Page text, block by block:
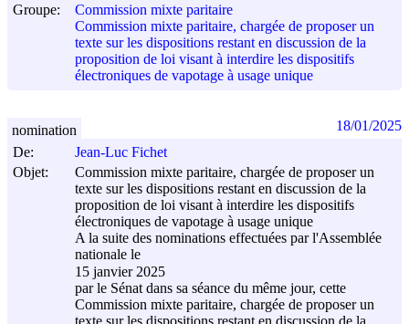
Groupe:
Commission mixte paritaire
Commission mixte paritaire, chargée de proposer un
texte sur les dispositions restant en discussion de la
proposition de loi visant à interdire les dispositifs
électroniques de vapotage à usage unique
De:
Jean-Luc Fichet
Objet:
Commission mixte paritaire, chargée de proposer un
texte sur les dispositions restant en discussion de la
proposition de loi visant à interdire les dispositifs
électroniques de vapotage à usage unique
A la suite des nominations effectuées par l'Assemblée
nationale le
15 janvier 2025
par le Sénat dans sa séance du même jour, cette
Commission mixte paritaire, chargée de proposer un
texte sur les dispositions restant en discussion de la
nomination 18/01/2025